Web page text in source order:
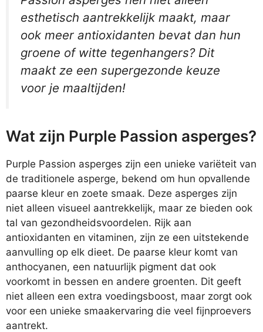
esthetisch aantrekkelijk maakt, maar
ook meer antioxidanten bevat dan hun
groene of witte tegenhangers? Dit
maakt ze een supergezonde keuze
voor je maaltijden!
Wat zijn Purple Passion asperges?
Purple Passion asperges zijn een unieke variëteit van
de traditionele asperge, bekend om hun opvallende
paarse kleur en zoete smaak. Deze asperges zijn
niet alleen visueel aantrekkelijk, maar ze bieden ook
tal van gezondheidsvoordelen. Rijk aan
antioxidanten en vitaminen, zijn ze een uitstekende
aanvulling op elk dieet. De paarse kleur komt van
anthocyanen, een natuurlijk pigment dat ook
voorkomt in bessen en andere groenten. Dit geeft
niet alleen een extra voedingsboost, maar zorgt ook
voor een unieke smaakervaring die veel fijnproevers
aantrekt.